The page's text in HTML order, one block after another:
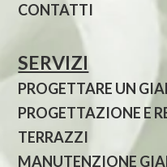
CONTATTI
SERVIZI
PROGETTARE UN
PROGETTAZIONE E
TERRAZZI
MANUTENZIONE